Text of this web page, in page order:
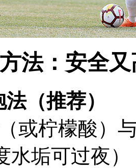
法：安全
（推荐）
或柠檬酸）
水垢可过夜